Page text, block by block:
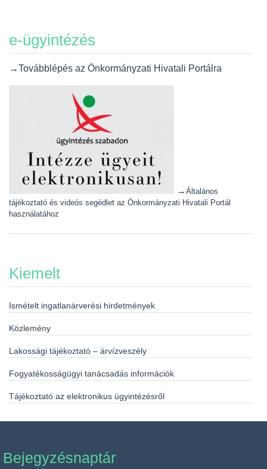
e-ügyintézés
→Továbblépés az Önkormányzati Hivatali Portálra
→ Általános
tájékoztató és videós segédlet az Önkormányzati Hivatali Portál
használatához
Kiemelt
Ismételt ingatlanárverési hirdetmények
Közlemény
Lakossági tájékoztató – árvízveszély
Fogyatékosságügyi tanácsadás információk
Tájékoztató az elektronikus ügyintézésről
Bejegyzésnaptár